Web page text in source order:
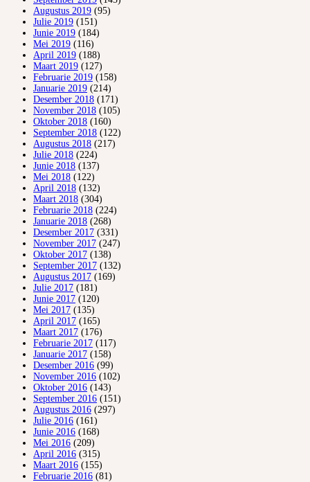
Augustus 2019 (95)
Julie 2019 (151)
Junie 2019 (184)
Mei 2019 (116)
April 2019 (188)
Maart 2019 (127)
Februarie 2019 (158)
Januarie 2019 (214)
Desember 2018 (171)
November 2018 (105)
Oktober 2018 (160)
September 2018 (122)
Augustus 2018 (217)
Julie 2018 (224)
Junie 2018 (137)
Mei 2018 (122)
April 2018 (132)
Maart 2018 (304)
Februarie 2018 (224)
Januarie 2018 (268)
Desember 2017 (331)
November 2017 (247)
Oktober 2017 (138)
September 2017 (132)
Augustus 2017 (169)
Julie 2017 (181)
Junie 2017 (120)
Mei 2017 (135)
April 2017 (165)
Maart 2017 (176)
Februarie 2017 (117)
Januarie 2017 (158)
Desember 2016 (99)
November 2016 (102)
Oktober 2016 (143)
September 2016 (151)
Augustus 2016 (297)
Julie 2016 (161)
Junie 2016 (168)
Mei 2016 (209)
April 2016 (315)
Maart 2016 (155)
Februarie 2016 (81)